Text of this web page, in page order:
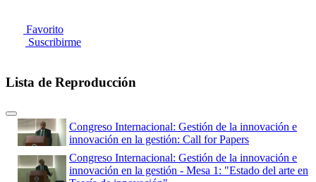
Favorito
Suscribirme
Lista de Reproducción
Congreso Internacional: Gestión de la innovación e
innovación en la gestión: Call for Papers
Congreso Internacional: Gestión de la innovación e
innovación en la gestión - Mesa 1: "Estado del arte en